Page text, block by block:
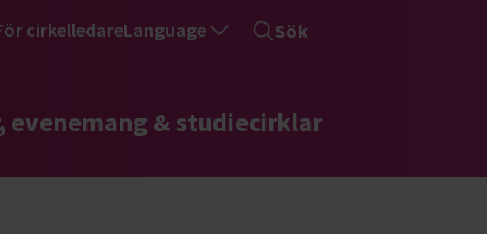
cirkelledareLanguage Sök
evenemang & studiecirklar